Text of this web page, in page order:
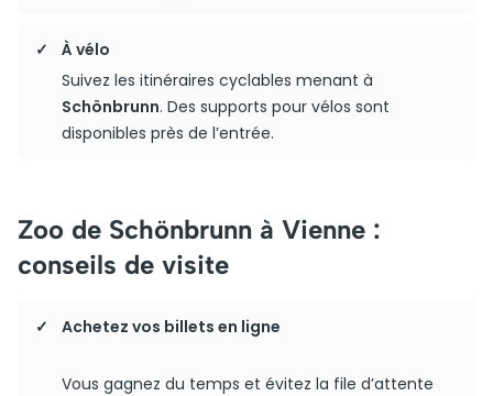
À vélo
Suivez les itinéraires cyclables menant à
Schönbrunn. Des supports pour vélos sont
disponibles près de l’entrée.
Zoo de Schönbrunn à Vienne :
conseils de visite
Achetez vos billets en ligne
Vous gagnez du temps et évitez la file d’attente